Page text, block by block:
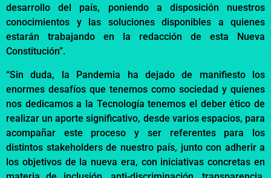
desarrollo del país, poniendo a disposición nuestros
conocimientos y las soluciones disponibles a quienes
estarán trabajando en la redacción de esta Nueva
Constitución”.
“Sin duda, la Pandemia ha dejado de manifiesto los
enormes desafíos que tenemos como sociedad y quienes
nos dedicamos a la Tecnología tenemos el deberético de
realizar un aporte significativo, desde varios espacios, para
acompañar este proceso y ser referentes para los
distintos stakeholdersde nuestro país, junto con adherir a
los objetivosde la nueva era, con iniciativas concretas en